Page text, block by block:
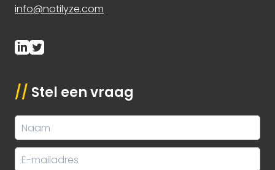
info@notilyze.com
// Stel een vraag